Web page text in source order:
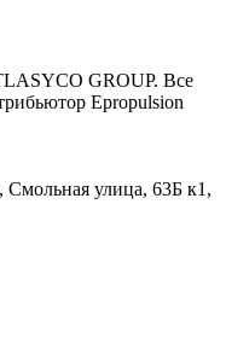
GROUP. Все
Epropulsion
улица, 63Б к1,